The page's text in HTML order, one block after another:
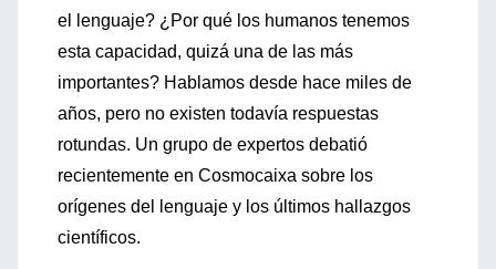
el lenguaje? ¿Por qué los humanos tenemos
esta capacidad, quizá una de las más
importantes? Hablamos desde hace miles de
años, pero no existen todavía respuestas
rotundas. Un grupo de expertos debatió
recientemente en Cosmocaixa sobre los
orígenes del lenguaje y los últimos hallazgos
científicos.